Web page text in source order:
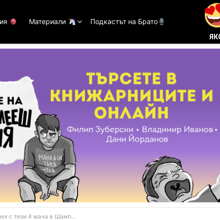
Материали Подкастът на Брато
в Шампионската лига при общ коефициент 6.68